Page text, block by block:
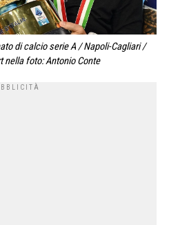
di calcio serie A / Napoli-Cagliari /
nella foto: Antonio Conte